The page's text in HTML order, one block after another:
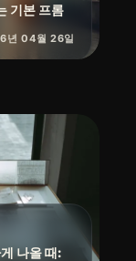
기본 프롬
년 04월 26일
나올 때: